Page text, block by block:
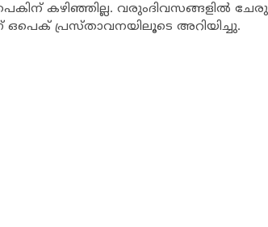
കഴിഞ്ഞില്ല. വരുംദിവസങ്ങളില്‍
ഒപെക് പ്രസ്താവനയിലൂടെ അറിയിച്ചു.